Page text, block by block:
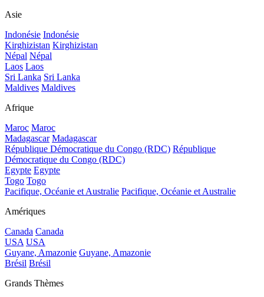
Asie
Indonésie Indonésie
Kirghizistan Kirghizistan
Népal Népal
Laos Laos
Sri Lanka Sri Lanka
Maldives Maldives
Afrique
Maroc Maroc
Madagascar Madagascar
République Démocratique du Congo (RDC) République
Démocratique du Congo (RDC)
Egypte Egypte
Togo Togo
Pacifique, Océanie et Australie Pacifique, Océanie et Australie
Amériques
Canada Canada
USA USA
Guyane, Amazonie Guyane, Amazonie
Brésil Brésil
Grands Thèmes